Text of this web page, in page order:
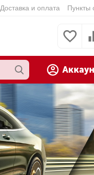
Доставка и оплата Пункты